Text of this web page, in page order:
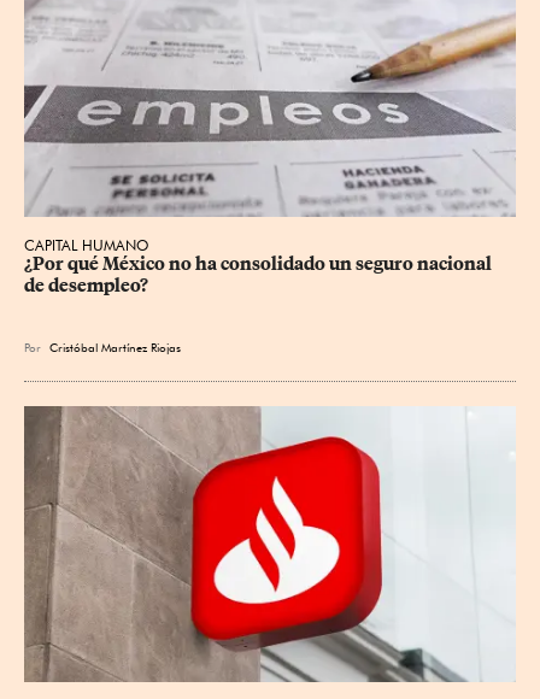
CAPITAL HUMANO
¿Por qué México no ha consolidado un seguro nacional
de desempleo?
Por Cristóbal Martínez Riojas